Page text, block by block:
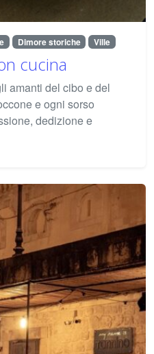
Dimore storiche Ville
cucina
amanti del cibo e del
e ogni sorso
dedizione e